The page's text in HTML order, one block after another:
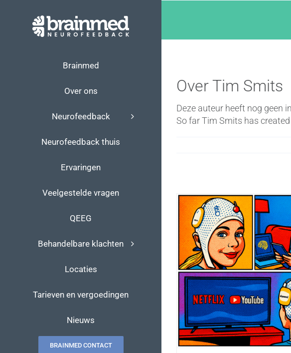
Brainmed
Over ons
Neurofeedback
Neurofeedback thuis
Ervaringen
Veelgestelde vragen
QEEG
Behandelbare klachten
Locaties
Tarieven en vergoedingen
Nieuws
BRAINMED CONTACT
OverTim Smits
Deze auteur heeft nog geen
So far Tim Smits has